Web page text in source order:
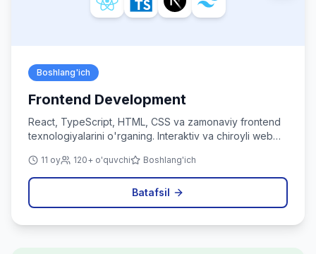
Boshlang'ich
Frontend Development
React, TypeScript, HTML, CSS va zamonaviy frontend
texnologiyalarini o'rganing. Interaktiv va chiroyli web
11 oy 120+ o'quvchi Boshlang'ich
Batafsil